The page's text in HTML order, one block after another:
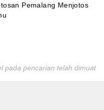
Pemalang Menjotos
pada pencarian telah dimuat